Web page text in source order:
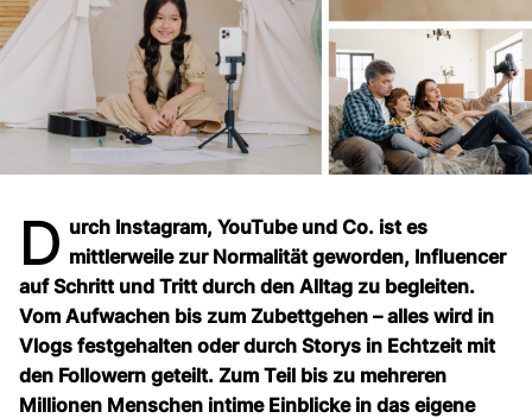
D urch Instagram, YouTube und Co. ist es
mittlerweile zur Normalität geworden, Influencer
auf Schritt und Tritt durch den Alltag zu begleiten.
Vom Aufwachen bis zum Zubettgehen – alles wird in
Vlogs festgehalten oder durch Storys in Echtzeit mit
den Followern geteilt. Zum Teil bis zu mehreren
Millionen Menschen intime Einblicke in das eigene